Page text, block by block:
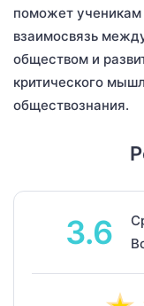
поможет
взаимосвязь
обществом и
критического
обществознания.
3.6